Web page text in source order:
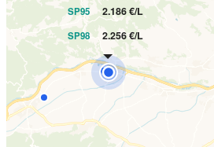
SP95 2.186 €/L
SP98 2.256 €/L